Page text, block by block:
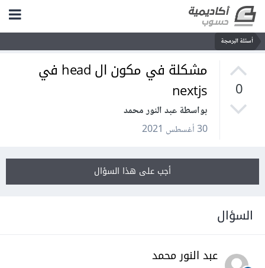
أسئلة البرمجة
0
مشكلة في مكون ال head في
nextjs
بواسطة عبد النور محمد
30 أغسطس 2021
أجب على هذا السؤال
السؤال
عبد النور محمد